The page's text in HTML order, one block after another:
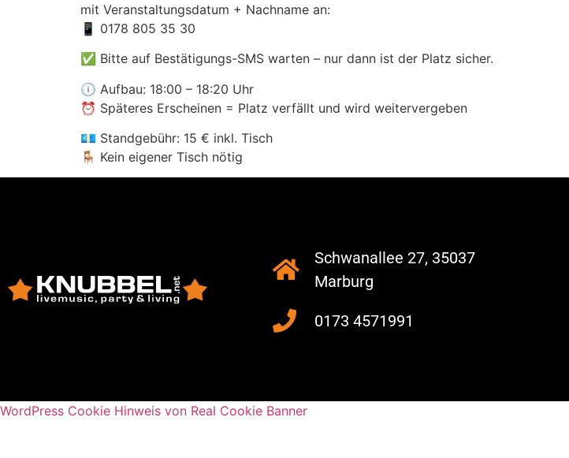
mit Veranstaltungsdatum + Nachname an:
📱 0178 805 35 30
✅ Bitte auf Bestätigungs-SMS warten – nur dann ist der Platz sicher.
🕕 Aufbau: 18:00 – 18:20 Uhr
⏰ Späteres Erscheinen = Platz verfällt und wird weitervergeben
💶 Standgebühr: 15 € inkl. Tisch
🪑 Kein eigener Tisch nötig
Schwanallee 27, 35037
Marburg
0173 4571991
WordPress Cookie Hinweis von Real Cookie Banner